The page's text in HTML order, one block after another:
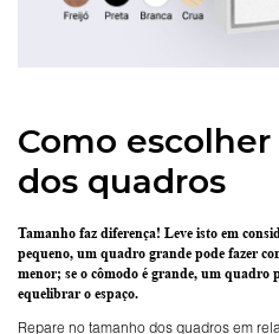
Como
dos quadros
Tamanho faz diferença! Leve isto em
pequeno, um quadro grande pode fazer
menor; se o cômodo é grande, um quadro
equelibrar o espaço.
Repare no tamanho dos quadros em